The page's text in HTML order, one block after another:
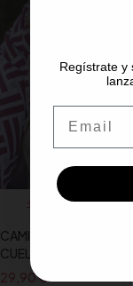
Seleccionar
CAMISETA DE INVIERNO
CUELLO GEOMÉTRICO
29,90€
Regístrate y